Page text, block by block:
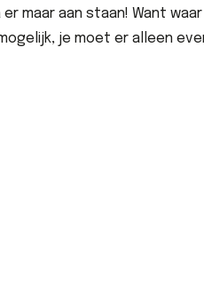
maar aan staan! Want
je moet er alleen